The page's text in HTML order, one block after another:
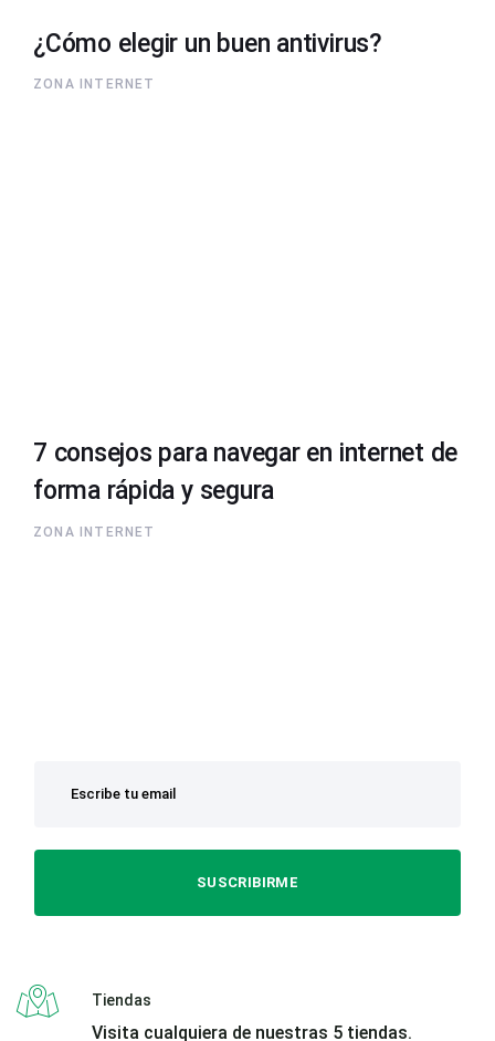
¿Cómo elegir un buen antivirus?
ZONA INTERNET
7 consejos para navegar en internet de
forma rápida y segura
ZONA INTERNET
SUSCRIBIRME
Tiendas
Visita cualquiera de nuestras 5 tiendas.